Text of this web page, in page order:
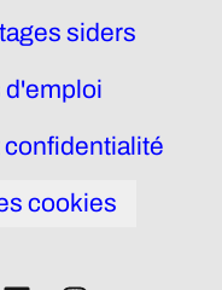
siders
d'emploi
confidentialité
cookies